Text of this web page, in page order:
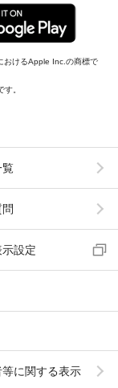
おけるApple Inc.の商標で
。
覧
設定
に関する表示